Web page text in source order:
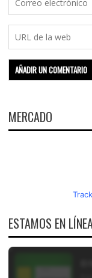
MERCADO
ESTAMOS EN